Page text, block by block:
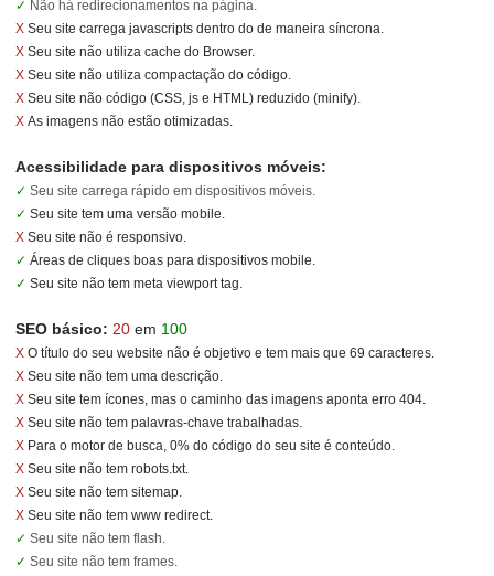
✓ Não há redirecionamentos na página.
X Seu site carrega javascripts dentro do de maneira síncrona.
X Seu site não utiliza cache do Browser.
X Seu site não utiliza compactação do código.
X Seu site não código (CSS, js e HTML) reduzido (minify).
X As imagens não estão otimizadas.
Acessibilidade para dispositivos móveis:
✓ Seu site carrega rápido em dispositivos móveis.
✓ Seu site tem uma versão mobile.
X Seu site não é responsivo.
✓ Áreas de cliques boas para dispositivos mobile.
✓ Seu site não tem meta viewport tag.
SEO básico: 20 em 100
X O título do seu website não é objetivo e tem mais que 69 caracteres.
X Seu site não tem uma descrição.
X Seu site tem ícones, mas o caminho das imagens aponta erro 404.
X Seu site não tem palavras-chave trabalhadas.
X Para o motor de busca, 0% do código do seu site é conteúdo.
X Seu site não tem robots.txt.
X Seu site não tem sitemap.
X Seu site não tem www redirect.
✓ Seu site não tem flash.
✓ Seu site não tem frames.